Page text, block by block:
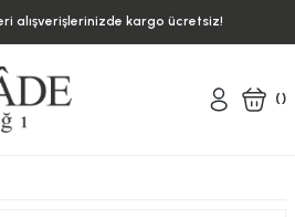
alışverişlerinizde kargo ücretsiz!
()